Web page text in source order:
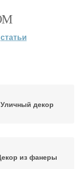
статьи
Уличный декор
из фанеры